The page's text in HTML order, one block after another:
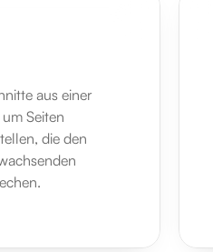
aus einer
Seiten
die den